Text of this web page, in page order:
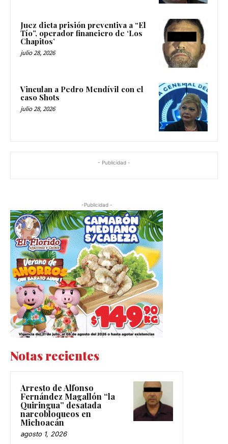
Juez dicta prisión preventiva a “El
Tío”, operador financiero de ‘Los
Chapitos’
julio 28, 2026
Vinculan a Pedro Mendívil con el
caso Shots
julio 28, 2026
- Publicidad -
-Publicidad -
Notas recientes
Arresto de Alfonso
Fernández Magallón “la
Quiringua” desatada
narcobloqueos en
Michoacán
agosto 1, 2026